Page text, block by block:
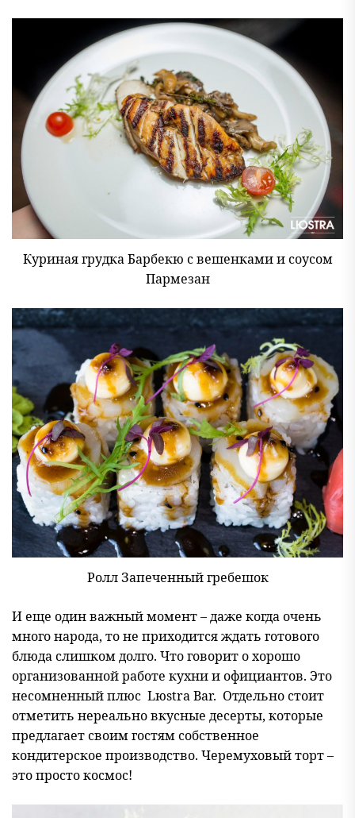
Куриная грудка Барбекю с вешенками и соусом
Пармезан
Ролл Запеченный гребешок
И еще один важный момент – даже когда очень
много народа, то не приходится ждать готового
блюда слишком долго. Что говорит о хорошо
организованной работе кухни и официантов. Это
несомненный плюс Lюstra Bar. Отдельно стоит
отметить нереально вкусные десерты, которые
предлагает своим гостям собственное
кондитерское производство. Черемуховый торт –
это просто космос!